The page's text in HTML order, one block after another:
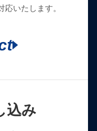
いたします。
込み